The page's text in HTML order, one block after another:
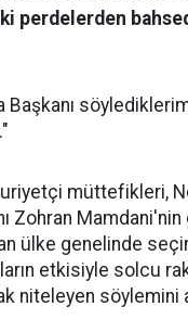
perdelerden
Başkanı
müttefikleri,
Zohran Mamdani'nin
ülke genelinde
etkisiyle solcu
niteleyen söylemini